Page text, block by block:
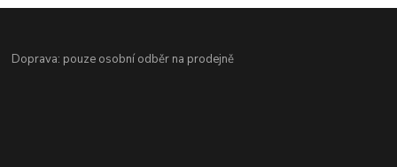
Doprava: pouze osobní odběr na prodejně